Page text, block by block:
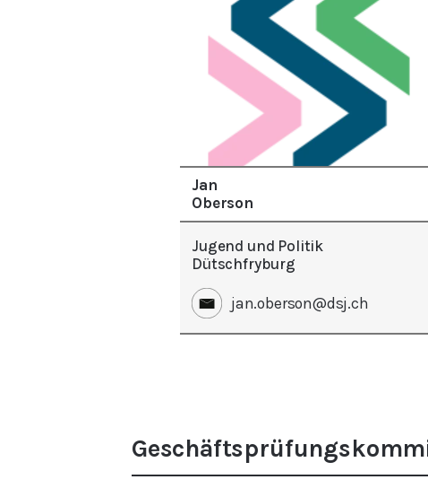
Jan
Oberson
Jugend und Politik
Dütschfryburg
jan.oberson@dsj.ch